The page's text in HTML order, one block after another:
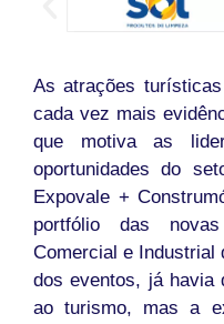
As atrações
cada vez mais
que motiva as
oportunidades do
Expovale +
portfólio das
Comercial e Industrial
dos eventos, já havia
ao turismo, mas a